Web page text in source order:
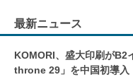
最新ニュース
KOMORI、盛大印刷がB2
throne 29」を中国初導入